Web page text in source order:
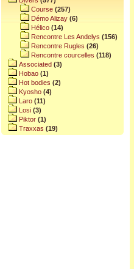
Course (257)
Démo Alizay (6)
Hélico (14)
Rencontre Les Andelys (156)
Rencontre Rugles (26)
Rencontre courcelles (118)
Associated (3)
Hobao (1)
Hot bodies (2)
Kyosho (4)
Laro (11)
Losi (3)
Piktor (1)
Traxxas (19)